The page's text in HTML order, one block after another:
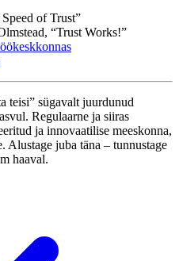
of Trust”
“Trust Works!”
teisi” sügavalt juurdunud
Regulaarne ja siiras
ja innovaatilise meeskonna,
Alustage juba täna – tunnustage
haaval.